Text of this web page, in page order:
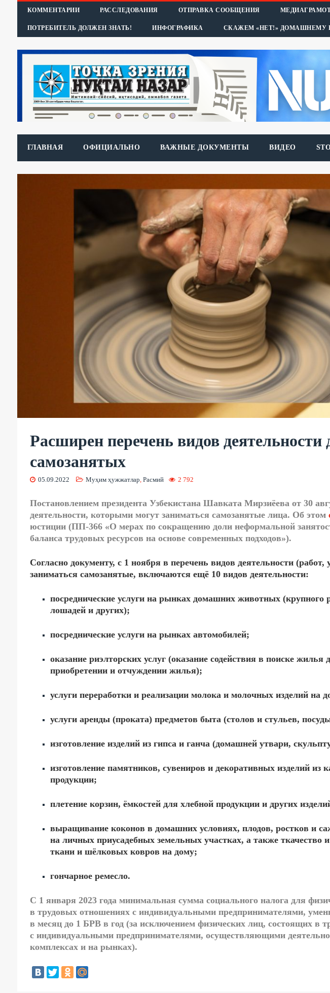
КОММЕНТАРИИ РАССЛЕДОВАНИЯ ОТПРАВКА СООБЩЕНИЯ
ПОТРЕБИТЕЛЬ ДОЛЖЕН ЗНАТЬ! ИНФОГРАФИКА СКАЖЕМ «НЕТ!» ДОМАШНЕМУ
ГЛАВНАЯ ОФИЦИАЛЬНО ВАЖНЫЕ ДОКУМЕНТЫ ВИДЕО
Расширен перечень видов деятельности
самозанятых
05.09.2022 Муҳим ҳужжатлар, Расмий 2 792
Постановлением президента Узбекистана Шавката Мирзиёева от 30
деятельности, которыми могут заниматься самозанятые лица. Об этом
юстиции (ПП-366 «О мерах по сокращению доли неформальной
баланса трудовых ресурсов на основе современных подходов»).
Согласно документу, с 1 ноябряв перечень видов деятельности (работ,
заниматься самозанятые, включаются ещё 10 видов деятельности:
посреднические услуги на рынках домашних животных (крупного
лошадей и других);
посреднические услуги на рынках автомобилей;
оказание риэлторских услуг (оказание содействия в поиске
приобретении и отчуждении жилья);
услуги переработки и реализации молока и молочных изделий на
услуги аренды (проката) предметов быта (столов и стульев,
изготовление изделий из гипса и ганча (домашней утвари,
изготовление памятников, сувениров и декоративных изделий из
продукции;
плетение корзин, ёмкостей для хлебной продукции и других
выращивание коконов в домашних условиях, плодов, ростков и
на личных приусадебных земельных участках, а также ткачество
ткани и шёлковых ковров на дому;
гончарное ремесло.
С 1 января 2023 года минимальная сумма социального налога для
в трудовых отношениях с индивидуальными предпринимателями,
в месяц до 1 БРВ в год (за исключением физических лиц, состоящих в
с индивидуальными предпринимателями, осуществляющими
комплексах и на рынках).